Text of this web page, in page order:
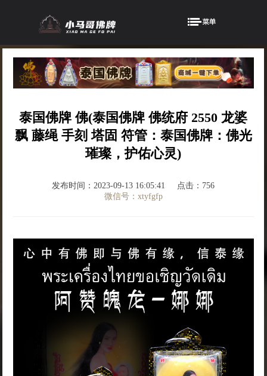
泰国佛牌 佛(泰国佛牌 佛统府 2550 龙婆
飘 藤绳 手刻 塔固 符管：泰国佛牌：佛光
璀璨，护佑心灵)
发布时间：2023-09-13 16:05:41
点击：756
微信号：xtyfgfp